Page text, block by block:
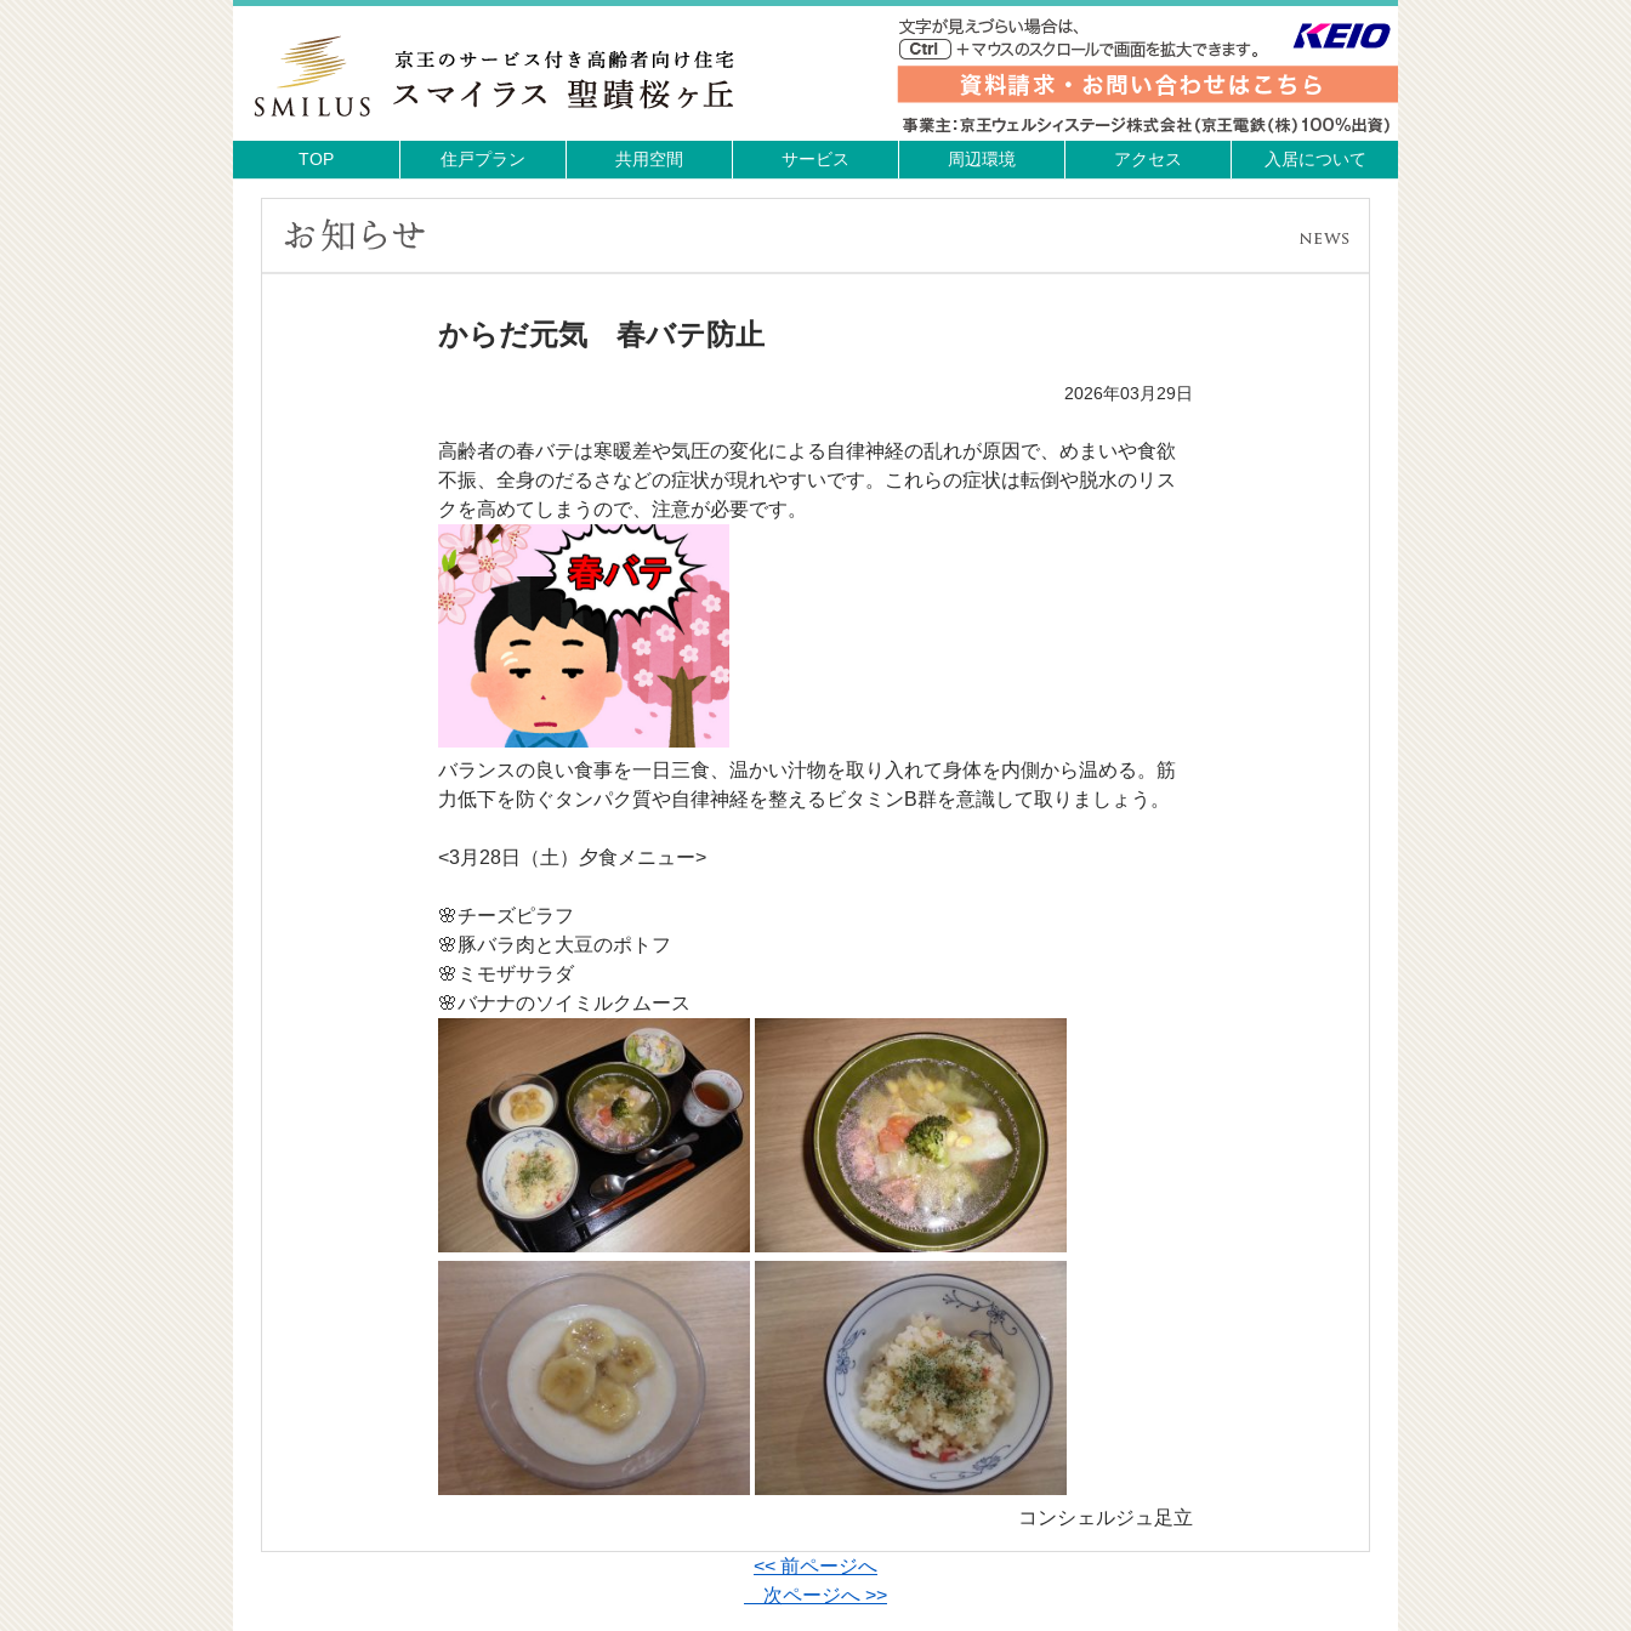
TOP 住戸プラン 共用空間 サービス 周辺環境 アクセス 入居について
からだ元気 春バテ防止
2026年03月29日
高齢者の春バテは寒暖差や気圧の変化による自律神経の乱れが原因で、めまいや食欲
不振、全身のだるさなどの症状が現れやすいです。これらの症状は転倒や脱水のリス
クを高めてしまうので、注意が必要です。
バランスの良い食事を一日三食、温かい汁物を取り入れて身体を内側から温める。筋
力低下を防ぐタンパク質や自律神経を整えるビタミンB群を意識して取りましょう。
<3月28日（土）夕食メニュー>
🌸チーズピラフ
🌸豚バラ肉と大豆のポトフ
🌸ミモザサラダ
🌸バナナのソイミルクムース
コンシェルジュ足立
<< 前ページへ
次ページへ >>